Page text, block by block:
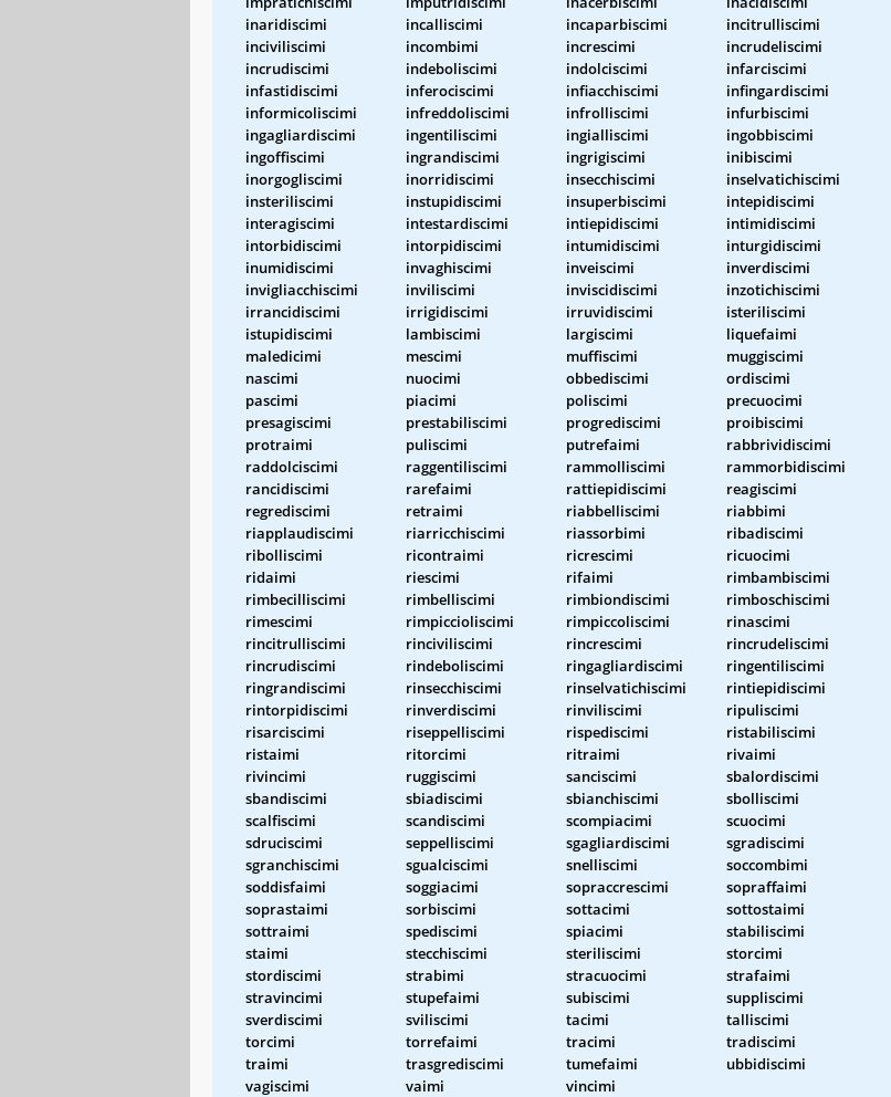
inaridiscimi
incalliscimi incaparbiscimi
incitrulliscimi
inciviliscimi
incombimi increscimi
incrudeliscimi
incrudiscimi
indeboliscimi indolciscimi
infarciscimi
infastidiscimi
inferociscimi infiacchiscimi
infingardiscimi
informicoliscimi
infreddoliscimi infrolliscimi
infurbiscimi
ingagliardiscimi
ingentiliscimi ingialliscimi
ingobbiscimi
ingoffiscimi
ingrandiscimi ingrigiscimi
inibiscimi
inorgogliscimi
inorridiscimi insecchiscimi
inselvatichiscimi
insteriliscimi
instupidiscimi insuperbiscimi
intepidiscimi
interagiscimi
intestardiscimi intiepidiscimi
intimidiscimi
intorbidiscimi
intorpidiscimi intumidiscimi
inturgidiscimi
inumidiscimi
invaghiscimi inveiscimi
inverdiscimi
invigliacchiscimi
inviliscimi inviscidiscimi
inzotichiscimi
irrancidiscimi
irrigidiscimi irruvidiscimi
isteriliscimi
istupidiscimi
lambiscimi largiscimi
liquefaimi
maledicimi
mescimi muffiscimi
muggiscimi
nascimi
nuocimi obbediscimi
ordiscimi
pascimi
piacimi poliscimi
precuocimi
presagiscimi
prestabiliscimi progrediscimi
proibiscimi
protraimi
puliscimi putrefaimi
rabbrividiscimi
raddolciscimi
raggentiliscimi rammolliscimi
rammorbidiscimi
rancidiscimi
rarefaimi rattiepidiscimi
reagiscimi
regrediscimi
retraimi riabbelliscimi
riabbimi
riapplaudiscimi
riarricchiscimi riassorbimi
ribadiscimi
ribolliscimi
ricontraimi ricrescimi
ricuocimi
ridaimi
riescimi rifaimi
rimbambiscimi
rimbecilliscimi
rimbelliscimi rimbiondiscimi
rimboschiscimi
rimescimi
rimpiccioliscimi rimpiccoliscimi
rinascimi
rincitrulliscimi
rinciviliscimi rincrescimi
rincrudeliscimi
rincrudiscimi
rindeboliscimi ringagliardiscimi
ringentiliscimi
ringrandiscimi
rinsecchiscimi rinselvatichiscimi
rintiepidiscimi
rintorpidiscimi
rinverdiscimi rinviliscimi
ripuliscimi
risarciscimi
riseppelliscimi rispediscimi
ristabiliscimi
ristaimi
ritorcimi ritraimi
rivaimi
rivincimi
ruggiscimi sanciscimi
sbalordiscimi
sbandiscimi
sbiadiscimi sbianchiscimi
sbolliscimi
scalfiscimi
scandiscimi scompiacimi
scuocimi
sdruciscimi
seppelliscimi sgagliardiscimi
sgradiscimi
sgranchiscimi
sgualciscimi snelliscimi
soccombimi
soddisfaimi
soggiacimi sopraccrescimi
sopraffaimi
soprastaimi
sorbiscimi sottacimi
sottostaimi
sottraimi
spediscimi spiacimi
stabiliscimi
staimi
stecchiscimi steriliscimi
storcimi
stordiscimi
strabimi stracuocimi
strafaimi
stravincimi
stupefaimi subiscimi
suppliscimi
sverdiscimi
sviliscimi tacimi
talliscimi
torcimi
torrefaimi tracimi
tradiscimi
traimi
trasgrediscimi tumefaimi
ubbidiscimi
vagiscimi
vaimi vincimi